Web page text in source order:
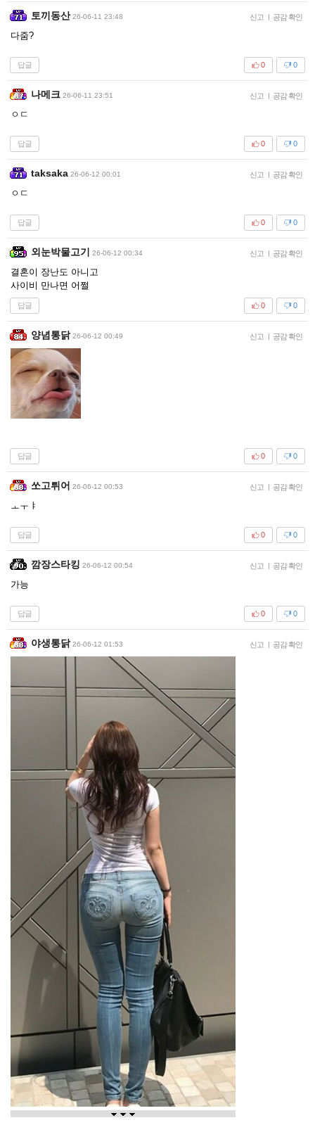
토끼동산 26-06-11 23:48 신고 | 공감 확인
다줌?
답글 0
0
나메크 26-06-11 23:51 신고 | 공감 확인
ㅇㄷ
답글 0
0
taksaka 26-06-12 00:01 신고 | 공감 확인
ㅇㄷ
답글 0
0
외눈박물고기 26-06-12 00:34 신고 | 공감 확인
결혼이 장난도 아니고
사이비 만나면 어쩔
답글 0
0
양념통닭 26-06-12 00:49 신고 | 공감 확인
답글 0
0
쏘고튀어 26-06-12 00:53 신고 | 공감 확인
ㅗㅜㅑ
답글 0
0
깜장스타킹 26-06-12 00:54 신고 | 공감 확인
가능
답글 0
0
야생통닭 26-06-12 01:53 신고 | 공감 확인